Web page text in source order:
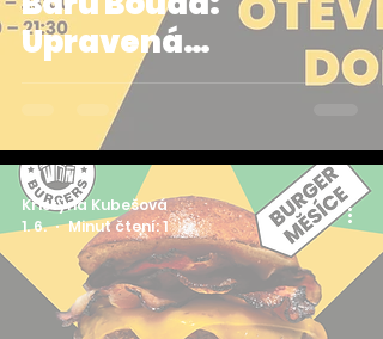
Upravená
otevíračka a
sjednocené menu!
🚩
Kristýna Kubešová
1. 6.
Minut čtení: 1